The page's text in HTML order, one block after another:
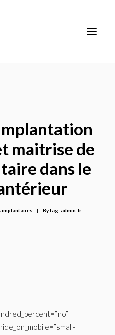
maitrise de
dans le
implantaires | Bytag-admin-fr